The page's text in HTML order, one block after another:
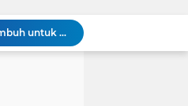
Polsek Kandis dan Petani Bersinergi, Jaga Jagung Tetap Tumbuh untuk Ketahanan Pangan
PMK